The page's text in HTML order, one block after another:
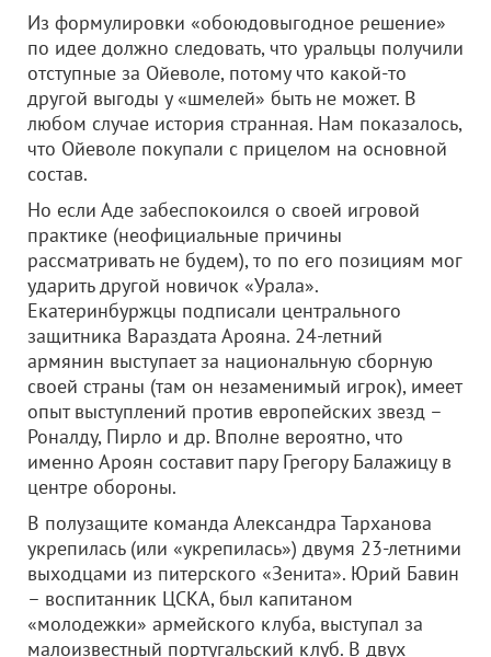
Из формулировки «обоюдовыгодное решение»
по идее должно следовать, что уральцы получили
отступные за Ойеволе, потому что какой-то
другой выгоды у «шмелей» быть не может. В
любом случае история странная. Нам показалось,
что Ойеволе покупали с прицелом на основной
состав.
Но если Аде забеспокоился о своей игровой
практике (неофициальные причины
рассматривать не будем), то по его позициям мог
ударить другой новичок «Урала».
Екатеринбуржцы подписали центрального
защитника Вараздата Арояна. 24-летний
армянин выступает за национальную сборную
своей страны (там он незаменимый игрок), имеет
опыт выступлений против европейских звезд –
Роналду, Пирло и др. Вполне вероятно, что
именно Ароян составит пару Грегору Балажицу в
центре обороны.
В полузащите команда Александра Тарханова
укрепилась (или «укрепилась») двумя 23-летними
выходцами из питерского «Зенита». Юрий Бавин
– воспитанник ЦСКА, был капитаном
«молодежки» армейского клуба, выступал за
малоизвестный португальский клуб. В двух